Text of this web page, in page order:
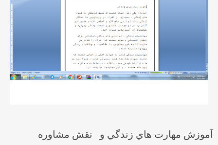
آموزش مهارت هاي زندگي و نقش مشاوره